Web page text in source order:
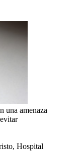
una amenaza
Hospital